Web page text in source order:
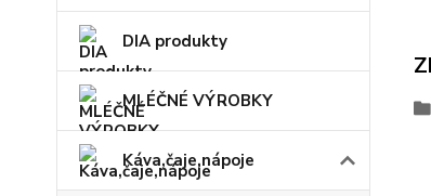
DIA produkty
MLÉČNÉ VÝROBKY
Káva,čaje,nápoje